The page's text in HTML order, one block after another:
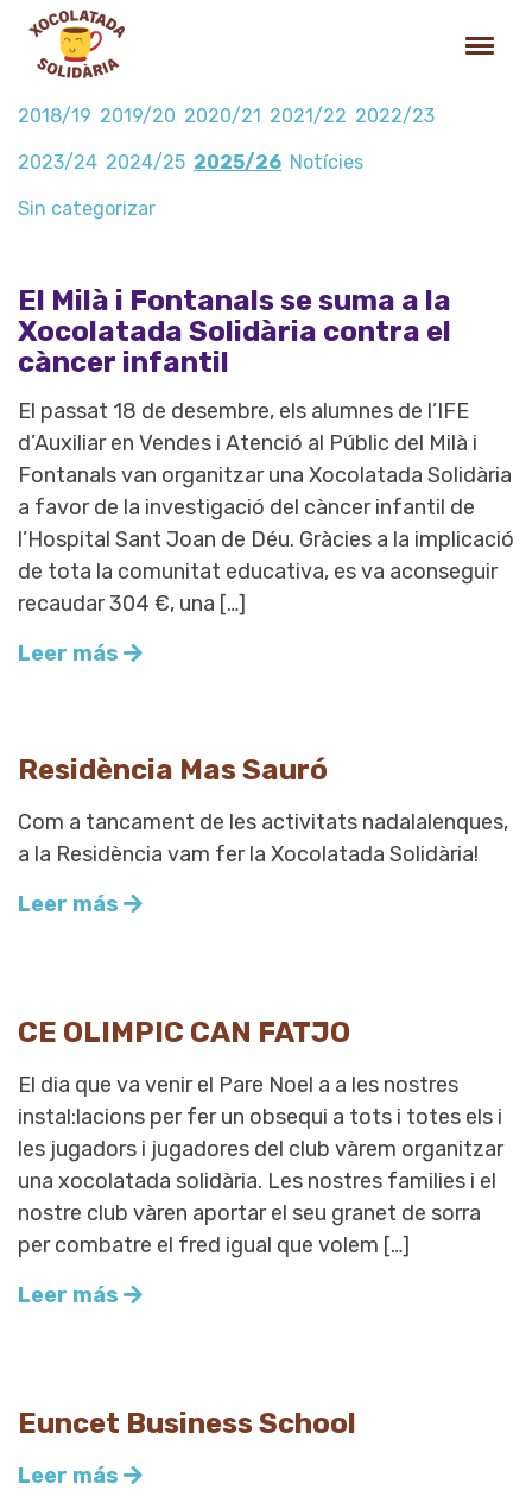
2018/19 2019/20 2020/21 2021/22 2022/23
2023/24 2024/25 2025/26 Notícies
Sin categorizar
El Milà i Fontanals se suma a la
Xocolatada Solidària contra el
càncer infantil
El passat 18 de desembre, els alumnes de l’IFE
d’Auxiliar en Vendes i Atenció al Públic del Milà i
Fontanals van organitzar una Xocolatada Solidària
a favor de la investigació del càncer infantil de
l’Hospital Sant Joan de Déu. Gràcies a la implicació
de tota la comunitat educativa, es va aconseguir
recaudar 304 €, una […]
Leer más
Residència Mas Sauró
Com a tancament de les activitats nadalalenques,
a la Residència vam fer la Xocolatada Solidària!
Leer más
CE OLIMPIC CAN FATJO
El dia que va venir el Pare Noel a a les nostres
instal:lacions per fer un obsequi a tots i totes els i
les jugadors i jugadores del club vàrem organitzar
una xocolatada solidària. Les nostres families i el
nostre club vàren aportar el seu granet de sorra
per combatre el fred igual que volem […]
Leer más
Euncet Business School
Leer más